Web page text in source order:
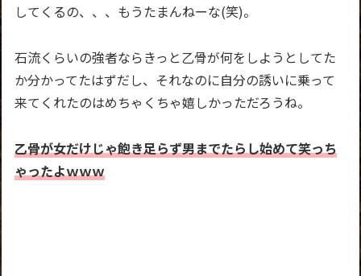
してくるの、、、もうたまんねーな(笑)。
石流くらいの強者ならきっと乙骨が何をしようとしてた
か分かってたはずだし、それなのに自分の誘いに乗って
来てくれたのはめちゃくちゃ嬉しかっただろうね。
乙骨が女だけじゃ飽き足らず男までたらし始めて笑っち
ゃったよｗｗｗ